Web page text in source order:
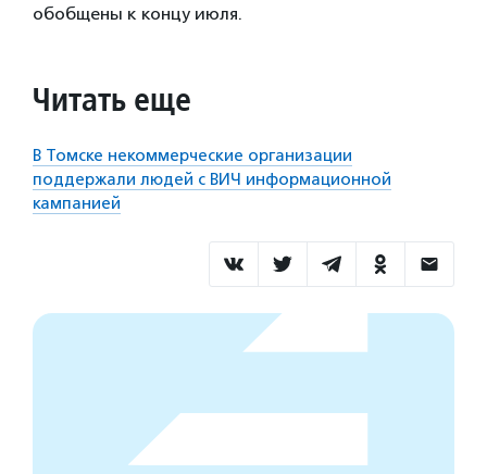
обобщены к концу июля.
Читать еще
В Томске некоммерческие организации
поддержали людей с ВИЧ информационной
кампанией